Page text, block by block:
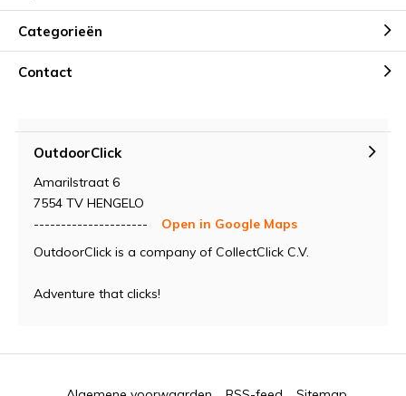
Categorieën
Contact
OutdoorClick
Amarilstraat 6
7554 TV HENGELO
---------------------
Open in Google Maps
OutdoorClick is a company of CollectClick C.V.
Adventure that clicks!